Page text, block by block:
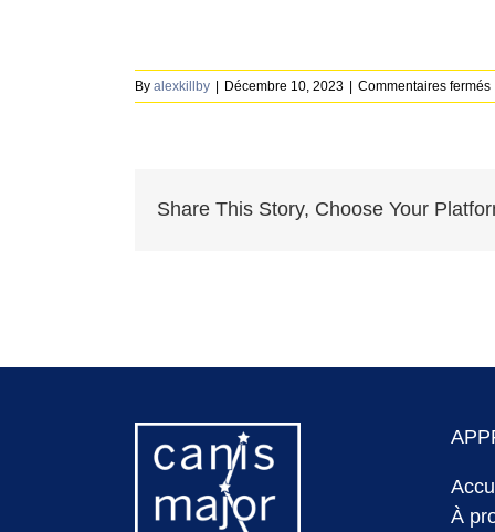
By alexkillby | Décembre 10, 2023 | Commentaires fermés
Share This Story, Choose Your
À